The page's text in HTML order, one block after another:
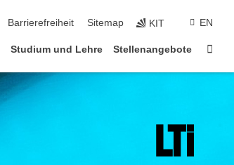
Barrierefreiheit Sitemap KIT EN
Studium und Lehre Stellenangebote